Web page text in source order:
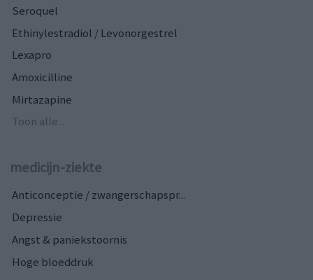
Seroquel
Ethinylestradiol / Levonorgestrel
Lexapro
Amoxicilline
Mirtazapine
Toon alle...
medicijn-ziekte
Anticonceptie / zwangerschapspr...
Depressie
Angst & paniekstoornis
Hoge bloeddruk